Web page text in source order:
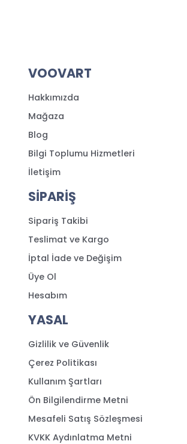
VOOVART
Hakkımızda
Mağaza
Blog
Bilgi Toplumu Hizmetleri
İletişim
SİPARİŞ
Sipariş Takibi
Teslimat ve Kargo
İptal İade ve Değişim
Üye Ol
Hesabım
YASAL
Gizlilik ve Güvenlik
Çerez Politikası
Kullanım Şartları
Ön Bilgilendirme Metni
Mesafeli Satış Sözleşmesi
KVKK Aydınlatma Metni